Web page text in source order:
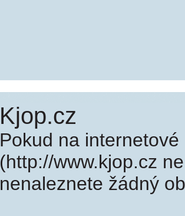
Kjop.cz
Pokud na
(http://www.kjop.cz
nenaleznete žádný